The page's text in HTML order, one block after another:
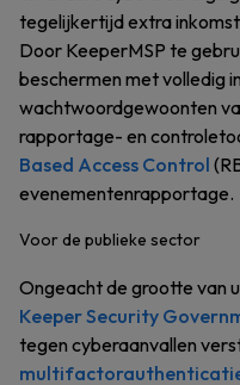
tegelijkertijd extra
Door KeeperMSP te
beschermen met volledig
wachtwoordgewoonten
rapportage- en
Based Access Control
evenementenrapportage.
Voor de publieke sector
Ongeacht de grootte van
Keeper Security
tegen cyberaanvallen